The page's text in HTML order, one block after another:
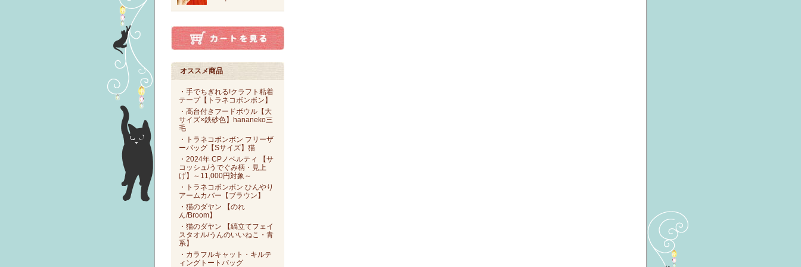
オススメ商品
・手でちぎれる!クラフト粘着
テープ【トラネコボンボン】
・高台付きフードボウル【大
サイズ×鉄砂色】hananeko三
毛
・トラネコボンボン フリーザ
ーバッグ【Sサイズ】猫
・2024年 CPノベルティ 【サ
コッシュ/うでぐみ柄・見上
げ】～11,000円対象～
・トラネコボンボン ひんやり
アームカバー【ブラウン】
・猫のダヤン 【のれ
ん/Broom】
・猫のダヤン 【縞立てフェイ
スタオル/うんのいいねこ・青
系】
・カラフルキャット・キルテ
ィングトートバッグ